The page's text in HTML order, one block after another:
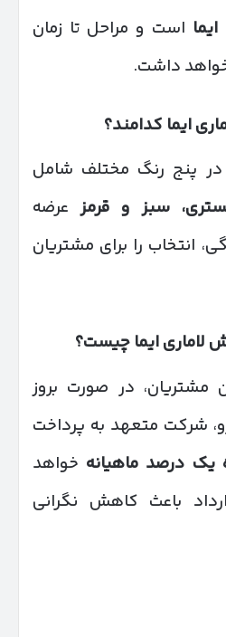
است و مراحل تا زمان
داشت.
ایما کدامند؟
در پنج رنگ مختلف شامل
سبز و قرمزعرضه
انتخاب را برای مشتریان
لاماری ایما چیست؟
مشتریان، در صورت بروز
شرکت متعهد به پرداخت
یک درصد ماهیانه خواهد
باعث کاهش نگرانی